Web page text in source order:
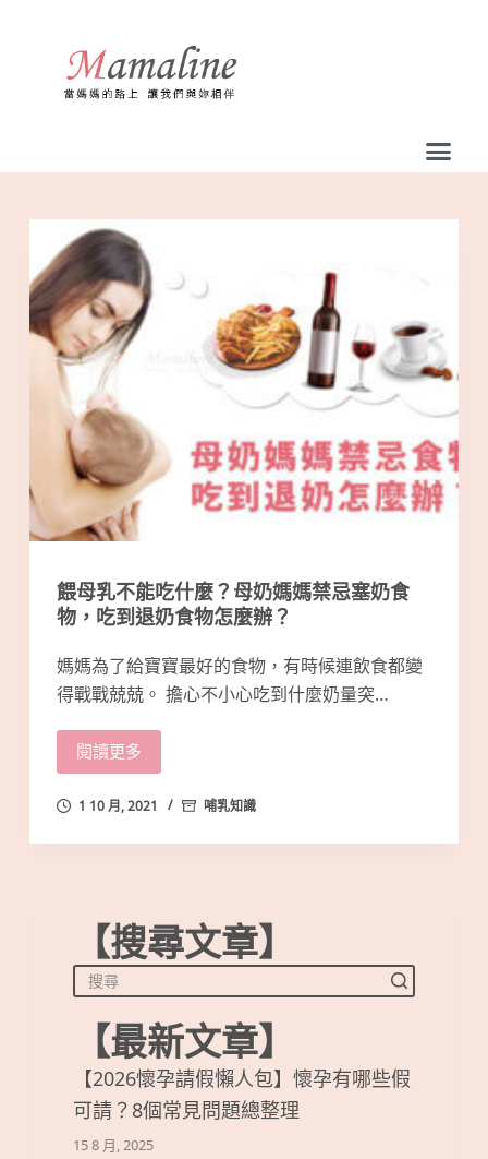
容
餵母乳不能吃什麼？母奶媽媽禁忌塞奶食
物，吃到退奶食物怎麼辦？
媽媽為了給寶寶最好的食物，有時候連飲食都變
得戰戰兢兢。 擔心不小心吃到什麼奶量突…
閱讀更多
1 10 月, 2021 哺乳知識
【搜尋文章】
【最新文章】
【2026懷孕請假懶人包】懷孕有哪些假
可請？8個常見問題總整理
15 8 月, 2025